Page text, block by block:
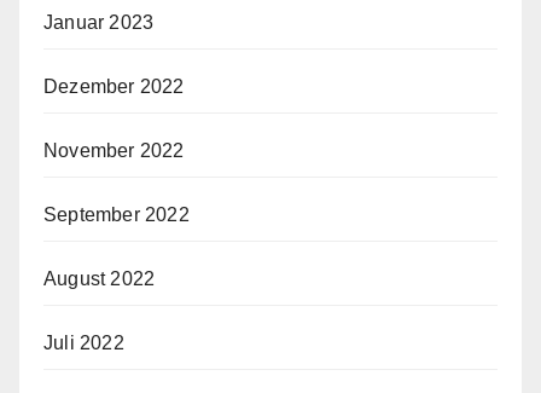
Januar 2023
Dezember 2022
November 2022
September 2022
August 2022
Juli 2022